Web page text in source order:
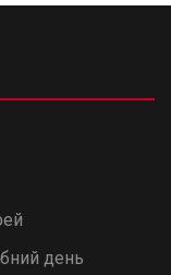
день